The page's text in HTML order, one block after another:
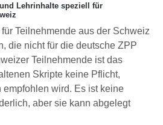
Lehrinhalte speziell für
Teilnehmende aus der Schweiz
die nicht für die deutsche ZPP
Teilnehmende ist das
Skripte keine Pflicht,
wird. Es ist keine
aber sie kann abgelegt